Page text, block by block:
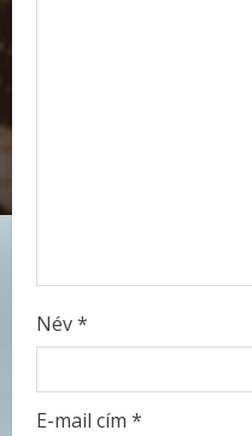
g
Név*
E-mail cím *